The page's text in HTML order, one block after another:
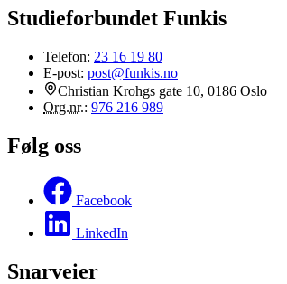
Studieforbundet Funkis
Telefon: 23 16 19 80
E-post: post@funkis.no
Christian Krohgs gate 10, 0186 Oslo
Org.nr.: 976 216 989
Følg oss
Facebook
LinkedIn
Snarveier